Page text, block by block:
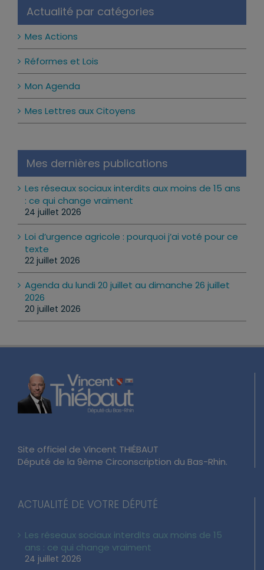
Actualité par catégories
Mes Actions
Réformes et Lois
Mon Agenda
Mes Lettres aux Citoyens
Mes dernières publications
Les réseaux sociaux interdits aux moins de 15 ans
: ce qui change vraiment
24 juillet 2026
Loi d’urgence agricole : pourquoi j’ai voté pour ce
texte
22 juillet 2026
Agenda du lundi 20 juillet au dimanche 26 juillet
2026
20 juillet 2026
Site officiel de Vincent THIÉBAUT
Député de la 9ème Circonscription du Bas-Rhin.
ACTUALITÉ DE VOTRE DÉPUTÉ
Les réseaux sociaux interdits aux moins de 15
ans : ce qui change vraiment
24 juillet 2026